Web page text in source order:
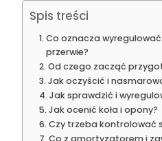
Spis treści
Co oznacza
przerwie?
Od czego zacząć
Jak oczyścić i
Jak sprawdzić i
Jak ocenić koła i opony?
Czy trzeba kontrolować
Co z amortyzatorem i